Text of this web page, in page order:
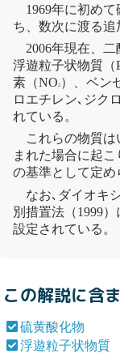
1969年に初めて
ち、数次に渡る追
2006年現在、
二
浮遊粒子状物質
素 （NO2 ）、 ベン
ロエチレン､ ジク
れている。
これらの物質
まれた場合に起
の基準として定め
なお､ ダイオキ
別措置法 （1999
設定されている。
この解説に含
硫黄酸化物
浮遊粒子状物質